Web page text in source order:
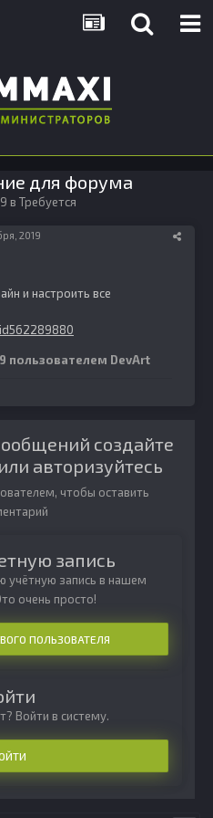
для форума
в Требуется
2019
и настроить все
пользователем DevArt
создайте
авторизуйтесь
чтобы оставить
запись
учётную запись в нашем
очень просто!
ПОЛЬЗОВАТЕЛЯ
Войти в систему.